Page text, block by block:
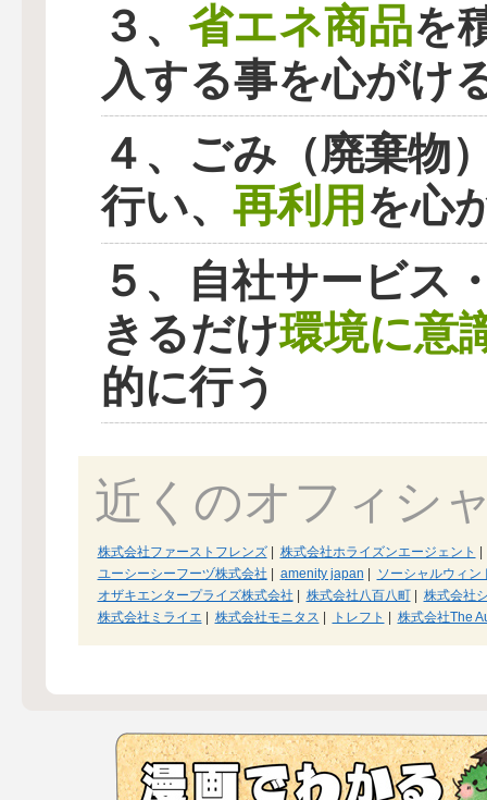
３、 省エネ商品を
入する事を心がけ
４、ごみ（廃棄物
行い、 再利用を心
５、自社サービス
きるだけ環境に意
的に行う
近くのオフィシ
株式会社ファーストフレンズ| 株式会社ホライズンエージェント
ユーシーシーフーヅ株式会社
amenity japan
ソーシャルウィン
オザキエンタープライズ株式会社
株式会社八百八町|
株式会社
株式会社ミライエ| 株式会社モニタス トレフト 株式会社The